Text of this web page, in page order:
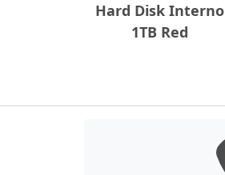
Hard Disk Interno
1TB Red